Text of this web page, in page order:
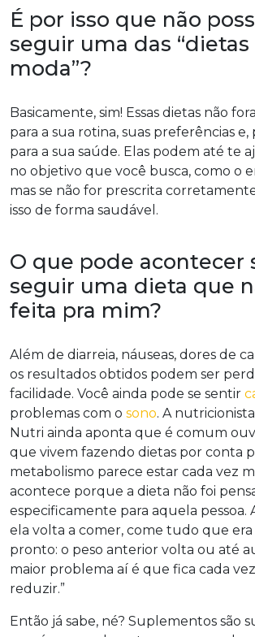
É por isso que não
seguir uma das “dietas
moda”?
Basicamente, sim! Essas dietas não
para a sua rotina, suas preferências
para a sua saúde. Elas podem até te
no objetivo que você busca, como o
mas se não for prescrita
isso de forma saudável.
O que pode acontecer
seguir uma dieta que
feita pra mim?
Além de diarreia, náuseas, dores de
os resultados obtidos podem ser
facilidade. Você ainda pode se sentir
problemas com o sono. A
Nutri ainda aponta que é comum
que vivem fazendo dietas por conta
metabolismo parece estar cada vez
acontece porque a dieta não foi
especificamente para aquela pessoa.
ela volta a comer, come tudo que
pronto: o peso anterior volta ou até
maior problema aí é que fica cada vez
reduzir.”
Então já sabe, né? Suplementos são